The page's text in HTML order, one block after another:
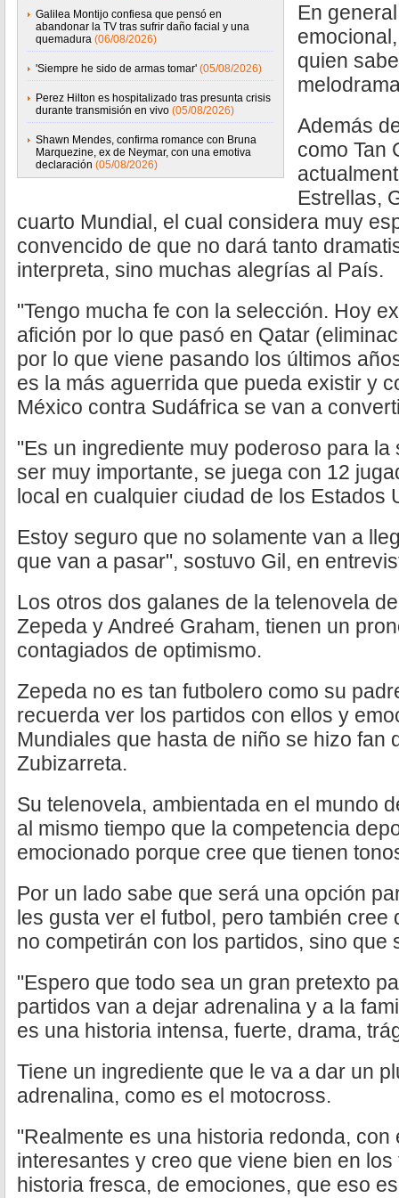
Galilea Montijo confiesa que pensó en
abandonar la TV tras sufrir daño facial y una
quemadura (06/08/2026)
'Siempre he sido de armas tomar' (05/08/2026)
Perez Hilton es hospitalizado tras presunta crisis
durante transmisión en vivo (05/08/2026)
Shawn Mendes, confirma romance con Bruna
Marquezine, ex de Neymar, con una emotiva
declaración (05/08/2026)
En
quien
Además
como Tan
Estrellas,
cuarto Mundial, el cual considera muy
convencido de que no dará tanto
interpreta, sino muchas alegrías al País.
"Tengo mucha fe con la selección. Hoy
afición por lo que pasó en Qatar
por lo que viene pasando los últimos
es la más aguerrida que pueda existir y
México contra Sudáfrica se van a
"Es un ingrediente muy poderoso para
ser muy importante, se juega con 12
local en cualquier ciudad de los Estados
Estoy seguro que no solamente van a
que van a pasar", sostuvo Gil, en
Los otros dos galanes de la telenovela
Zepeda y Andreé Graham, tienen un
contagiados de optimismo.
Zepeda no es tan futbolero como su
recuerda ver los partidos con ellos y
Mundiales que hasta de niño se hizo fan
Zubizarreta.
Su telenovela, ambientada en el mundo
al mismo tiempo que la competencia
emocionado porque cree que tienen
Por un lado sabe que será una opción
les gusta ver el futbol, pero también
no competirán con los partidos, sino que
"Espero que todo sea un gran pretexto
partidos van a dejar adrenalina y a la
es una historia intensa, fuerte, drama,
Tiene un ingrediente que le va a dar un
adrenalina, como es el motocross.
"Realmente es una historia redonda, con
interesantes y creo que viene bien en
historia fresca, de emociones, que eso